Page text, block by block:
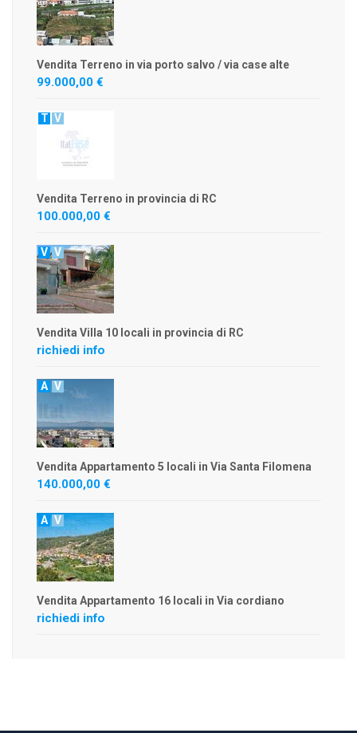
Vendita Terreno in via porto salvo / via case alte
99.000,00 €
T V
Vendita Terreno in provincia di RC
100.000,00 €
V V
Vendita Villa 10 locali in provincia di RC
richiedi info
A V
Vendita Appartamento 5 locali in Via Santa Filomena
140.000,00 €
A V
Vendita Appartamento 16 locali in Via cordiano
richiedi info